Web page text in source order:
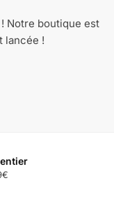
Notre boutique est
lancée !